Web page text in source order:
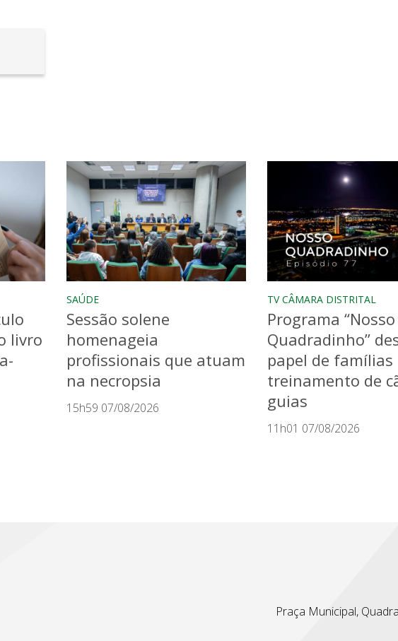
livro
SAÚDE
Sessão solene
homenageia
profissionais que atuam
na necropsia
15h59 07/08/2026
TV CÂMARA DISTRITAL
Programa “Nosso
Quadradinho”
papel de famílias
treinamento de
guias
11h01 07/08/2026
Praça Municipal,